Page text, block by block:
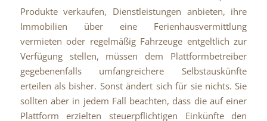
Produkte verkaufen, Dienstleistungen anbieten, ihre
Immobilien über eine Ferienhausvermittlung
vermieten oder regelmäßig Fahrzeuge entgeltlich zur
Verfügung stellen, müssen dem Plattformbetreiber
gegebenenfalls umfangreichere Selbstauskünfte
erteilen als bisher. Sonst ändert sich für sie nichts. Sie
sollten aber in jedem Fall beachten, dass die auf einer
Plattform erzielten steuerpflichtigen Einkünfte den